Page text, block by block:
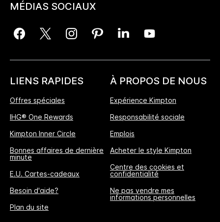
MÉDIAS SOCIAUX
LIENS RAPIDES
Offres spéciales
IHG® One Rewards
Kimpton Inner Circle
Bonnes affaires de dernière
minute
E.U. Cartes-cadeaux
Besoin d'aide?
Plan du site
À PROPOS DE NOUS
Expérience Kimpton
Responsabilité sociale
Emplois
Acheter le style Kimpton
Centre des cookies et
confidentialité
Ne pas vendre mes
informations personnelles
L'Avantage Réservation Directe